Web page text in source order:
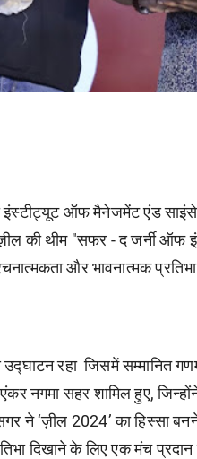
इंस्टीट्यूट ऑफ मैनेजमेंट एंड
की थीम "सफर - द जर्नी ऑफ
और भावनात्मक
रहा जिसमें सम्मानित
एंकर नगमा सहर शामिल हुए,
ने ‘ज़ील 2024’ का हिस्सा
दिखाने के लिए एक मंच